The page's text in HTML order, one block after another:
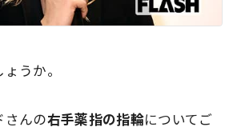
うか。
さんの右手薬指の指輪についてご